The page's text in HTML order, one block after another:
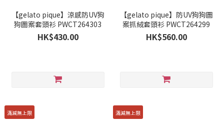
【gelato pique】涼感防UV狗
狗圖案套頭衫 PWCT264303
HK$430.00
【gelato pique】防UV狗狗圖
案抓絨套頭衫 PWCT264299
HK$560.00
滿減無上限 滿減無上限